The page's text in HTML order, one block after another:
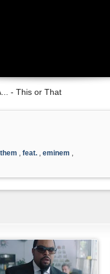
- This or That
, feat. , eminem ,